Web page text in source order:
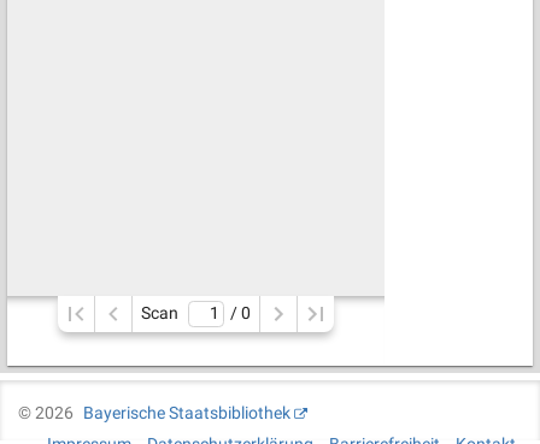
Scan / 0
©2026
Bayerische Staatsbibliothek